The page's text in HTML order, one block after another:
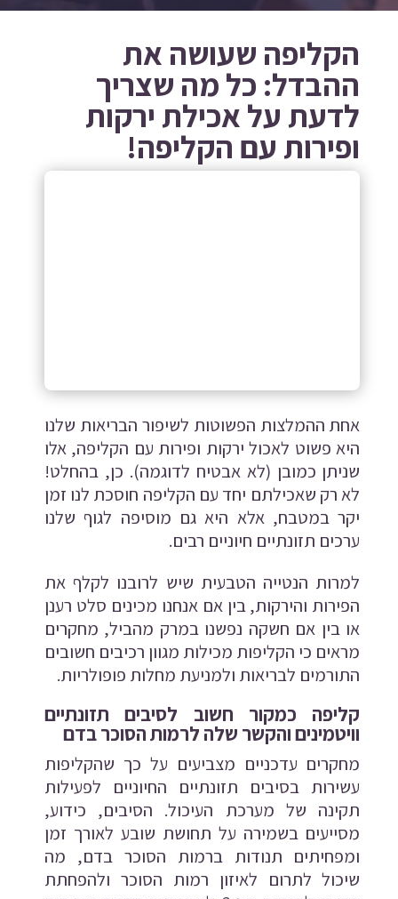
הקליפה שעושה את
ההבדל: כל מה שצריך
לדעת על אכילת ירקות
ופירות עם הקליפה!
אחת ההמלצות הפשוטות לשיפור הבריאות שלנו
היא פשוט לאכול ירקות ופירות עם הקליפה, אלו
שניתן כמובן (לא אבטיח לדוגמה). כן, בהחלט!
לא רק שאכילתם יחד עם הקליפה חוסכת לנו זמן
יקר במטבח, אלא היא גם מוסיפה לגוף שלנו
ערכים תזונתיים חיוניים רבים.
למרות הנטייה הטבעית שיש לרובנו לקלף את
הפירות והירקות, בין אם אנחנו מכינים סלט רענן
או בין אם חשקה נפשנו במרק מהביל, מחקרים
מראים כי הקליפות מכילות מגוון רכיבים חשובים
התורמים לבריאות ולמניעת מחלות פופולריות.
קליפה כמקור חשוב לסיבים תזונתיים
וויטמינים והקשר שלה לרמות הסוכר בדם
מחקרים עדכניים מצביעים על כך שהקליפות
עשירות בסיבים תזונתיים החיוניים לפעילות
תקינה של מערכת העיכול. הסיבים, כידוע,
מסייעים בשמירה על תחושת שובע לאורך זמן
ומפחיתים תנודות ברמות הסוכר בדם, מה
שיכול לתרום לאיזון רמות הסוכר ולהפחתת